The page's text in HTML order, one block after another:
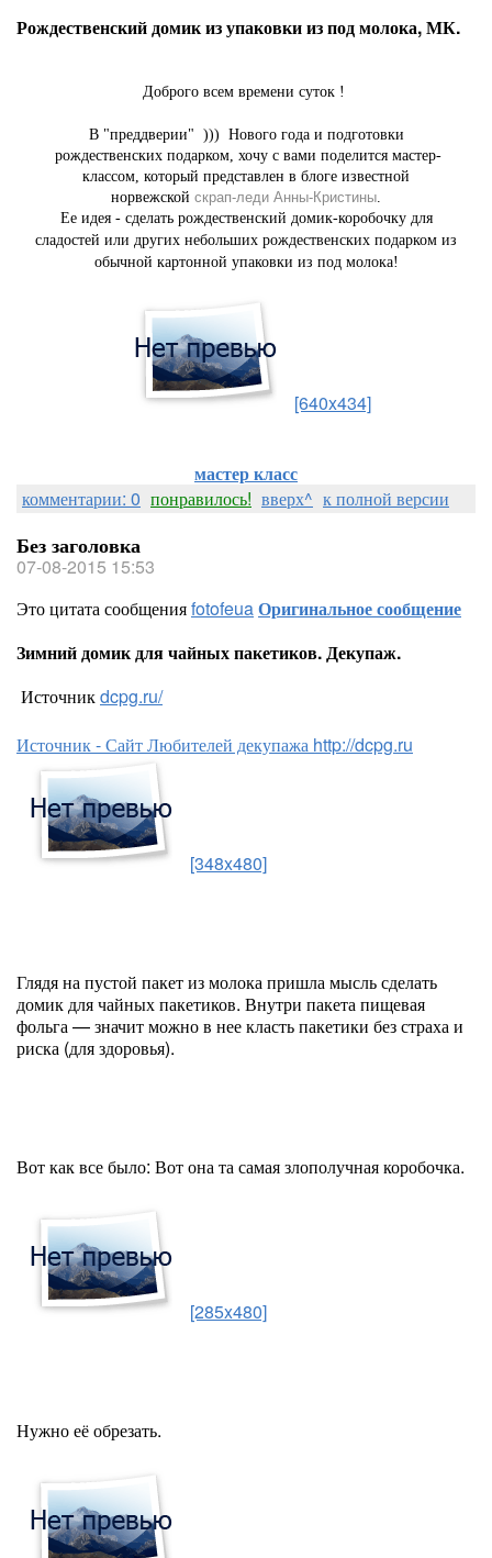
Рождественский домик из упаковки из под молока, МК.
Доброго всем времени суток !
В "преддверии" ))) Нового года и подготовки
рождественских подарком, хочу с вами поделится мастер-
классом, который представлен в блоге известной
норвежской скрап-леди Анны-Кристины.
Ее идея - сделать рождественский домик-коробочку для
сладостей или других небольших рождественских подарком из
обычной картонной упаковки из под молока!
[640x434]
мастер класс
комментарии: 0 понравилось! вверх^ к полной версии
Без заголовка
07-08-2015 15:53
Это цитата сообщенияfotofeuaОригинальное сообщение
Зимний домик для чайных пакетиков. Декупаж.
Источникdcpg.ru/
Источник - Сайт Любителей декупажа http://dcpg.ru
[348x480]
Глядя на пустой пакет из молока пришла мысль сделать
домик для чайных пакетиков. Внутри пакета пищевая
фольга — значит можно в нее класть пакетики без страха и
риска (для здоровья).
Вот как все было: Вот она та самая злополучная коробочка.
[285x480]
Нужно её обрезать.